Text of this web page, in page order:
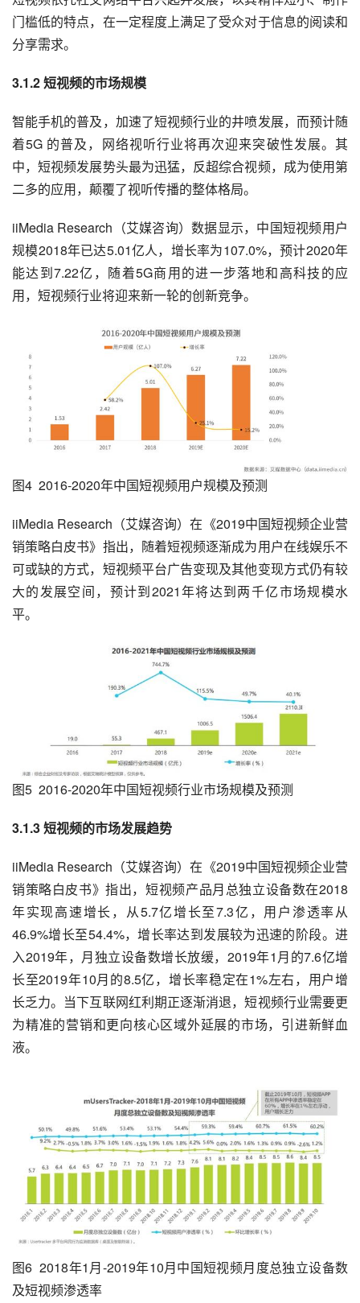
门槛低的特点，在一定程度上满足了受众对于信息的阅读和
分享需求。
3.1.2 短视频的市场规模
智能手机的普及，加速了短视频行业的井喷发展，而预计随
着5G 的普及，网络视听行业将再次迎来突破性发展。其
中，短视频发展势头最为迅猛，反超综合视频，成为使用第
二多的应用，颠覆了视听传播的整体格局。
iiMedia Research（艾媒咨询）数据显示，中国短视频用户
规模2018年已达5.01亿人，增长率为107.0%，预计2020年
能达到7.22亿，随着5G商用的进一步落地和高科技的应
用，短视频行业将迎来新一轮的创新竞争。
图4  2016-2020年中国短视频用户规模及预测
iiMedia Research（艾媒咨询）在《2019中国短视频企业营
销策略白皮书》指出，随着短视频逐渐成为用户在线娱乐不
可或缺的方式，短视频平台广告变现及其他变现方式仍有较
大的发展空间，预计到2021年将达到两千亿市场规模水
平。
图5  2016-2020年中国短视频行业市场规模及预测
3.1.3 短视频的市场发展趋势
iiMedia Research（艾媒咨询）在《2019中国短视频企业营
销策略白皮书》指出，短视频产品月总独立设备数在2018
年实现高速增长，从5.7亿增长至7.3亿，用户渗透率从
46.9%增长至54.4%，增长率达到发展较为迅速的阶段。进
入2019年，月独立设备数增长放缓，2019年1月的7.6亿增
长至2019年10月的8.5亿，增长率稳定在1%左右，用户增
长乏力。当下互联网红利期正逐渐消退，短视频行业需要更
为精准的营销和更向核心区域外延展的市场，引进新鲜血
液。
图6  2018年1月-2019年10月中国短视频月度总独立设备数
及短视频渗透率